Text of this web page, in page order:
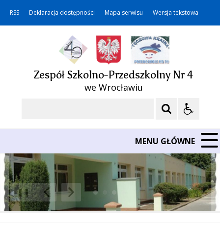
RSS Deklaracja dostępności Mapa serwisu Wersja tekstowa
Zespół Szkolno-Przedszkolny Nr 4
we Wrocławiu
MENU GŁÓWNE
Poprzedni Element
Następny Element
❚❚